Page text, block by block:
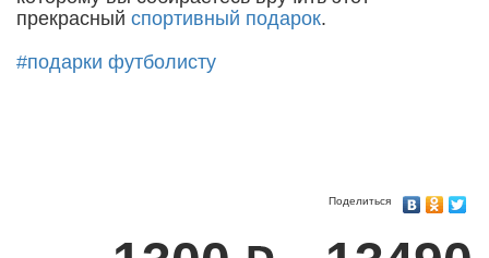
прекрасный спортивный подарок.
#подарки футболисту
Поделиться